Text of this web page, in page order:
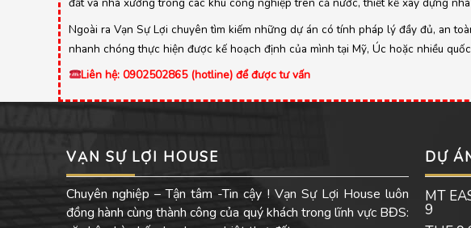
Ngoài ra Vạn Sự Lợi chuyên tìm kiếm những dự án có tính pháp lý đầy đủ, an
nhanh chóng thực hiện được kế hoạch định của mình tại Mỹ, Úc hoặc nhiều
Liên hệ: 0902502865 (hotline) để được tư vấn
VẠN SỰ LỢI HOUSE
Chuyên nghiệp – Tận tâm -Tin cậy ! Vạn Sự Lợi House luôn
đồng hành cùng thành công của quý khách trong lĩnh vực BĐS:
DỰ
MT
9